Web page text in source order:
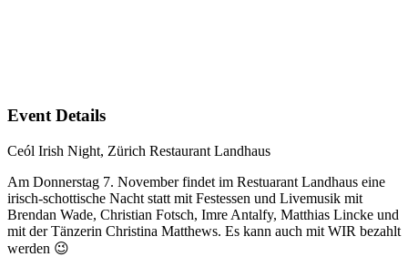
Event Details
Ceól Irish Night, Zürich Restaurant Landhaus
Am Donnerstag 7. November findet im Restuarant Landhaus eine
irisch-schottische Nacht statt mit Festessen und Livemusik mit
Brendan Wade, Christian Fotsch, Imre Antalfy, Matthias Lincke und
mit der Tänzerin Christina Matthews. Es kann auch mit WIR bezahlt
werden 😉